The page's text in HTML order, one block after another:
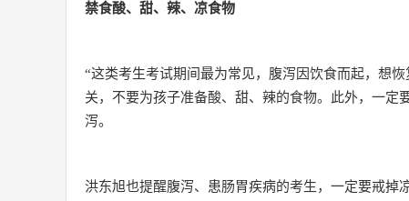
禁食酸、甜、辣、凉食物
“这类考生考试期间最为常见，腹泻因饮食而起，想
关，不要为孩子准备酸、甜、辣的食物。此外，一
泻。
洪东旭也提醒腹泻、患肠胃疾病的考生，一定要戒